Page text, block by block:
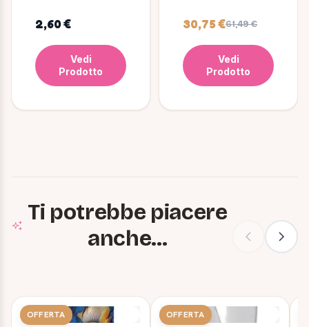
2,60 €
Vedi
Prodotto
30,75 €61,49 €
Vedi
Prodotto
Ti potrebbe piacere
anche...
OFFERTA OFFERTA